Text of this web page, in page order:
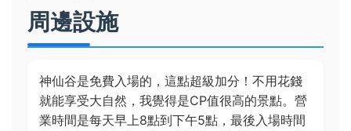
周邊設施
神仙谷是免費入場的，這點超級加分！不用花錢
就能享受大自然，我覺得是CP值很高的景點。營
業時間是每天早上8點到下午5點，最後入場時間